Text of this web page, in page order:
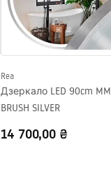
120
Rea
Дзеркало LED 90cm
BRUSH SILVER
14 700,00 ₴